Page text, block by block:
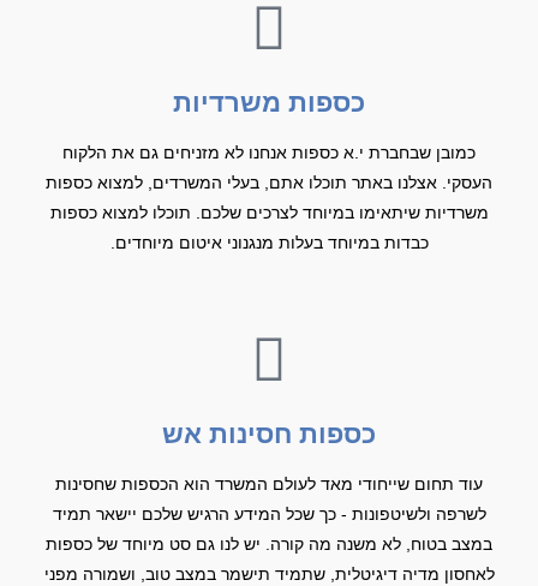
כספות משרדיות
כמובן שבחברת י.א כספות אנחנו לא מזניחים גם את הלקוח
העסקי. אצלנו באתר תוכלו אתם, בעלי המשרדים, למצוא כספות
משרדיות שיתאימו במיוחד לצרכים שלכם. תוכלו למצוא כספות
כבדות במיוחד בעלות מנגנוני איטום מיוחדים.
כספות חסינות אש
עוד תחום שייחודי מאד לעולם המשרד הוא הכספות שחסינות
לשרפה ולשיטפונות - כך שכל המידע הרגיש שלכם יישאר תמיד
במצב בטוח, לא משנה מה קורה. יש לנו גם סט מיוחד של כספות
לאחסון מדיה דיגיטלית, שתמיד תישמר במצב טוב, ושמורה מפני